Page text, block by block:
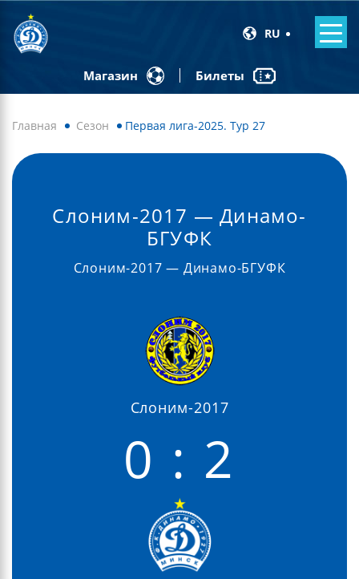
RU
Магазин Билеты
Главная Сезон Первая лига-2025. Тур 27
Слоним-2017 — Динамо-
БГУФК
Слоним-2017 — Динамо-БГУФК
Слоним-2017
0 : 2